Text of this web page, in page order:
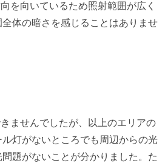
を向いているため照射範囲が広く
体の暗さを感じることはありませ
ませんでしたが、以上のエリアの
灯がないところでも周辺からの光
題がないことが分かりました。た